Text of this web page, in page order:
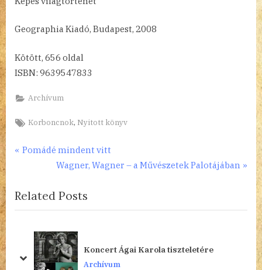
Geographia Kiadó, Budapest, 2008
Kötött, 656 oldal
ISBN: 9639547833
Archívum
Tags:
Korboncnok, Nyitott könyv
Bejegyzés
navigáció
P
v
i
s
Pomádé mindent vitt
N
x
t
o
s
Wagner, Wagner – a Művészetek Palotájában
Related Posts
Koncert Ágai Karola tiszteletére
Archívum
prev
next